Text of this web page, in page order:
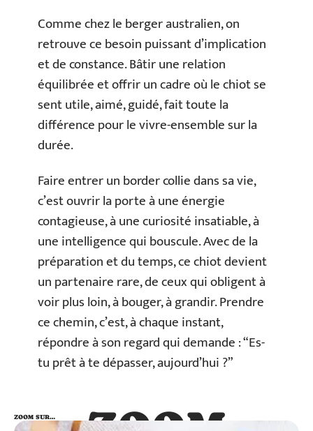
Comme chez le berger australien, on
retrouve ce besoin puissant d’implication
et de constance. Bâtir une relation
équilibrée et offrir un cadre où le chiot se
sent utile, aimé, guidé, fait toute la
différence pour le vivre-ensemble sur la
durée.
Faire entrer un border collie dans sa vie,
c’est ouvrir la porte à une énergie
contagieuse, à une curiosité insatiable, à
une intelligence qui bouscule. Avec de la
préparation et du temps, ce chiot devient
un partenaire rare, de ceux qui obligent à
voir plus loin, à bouger, à grandir. Prendre
ce chemin, c’est, à chaque instant,
répondre à son regard qui demande : “Es-
tu prêt à te dépasser, aujourd’hui ?”
ZOOM SUR…